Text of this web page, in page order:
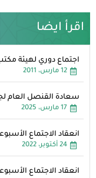
اقرأ ايضا
اجتماع دوري لهيئة
12 مارس، 2011
سعادة القنصل العام
17 مارس، 2025
انعقاد الاجتماع
24 أكتوبر، 2022
انعقاد الاجتماع